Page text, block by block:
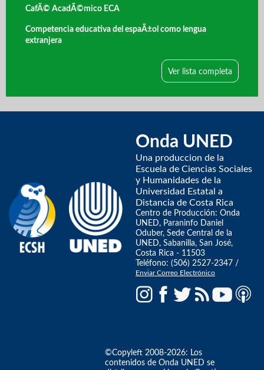
CafÃ© AcadÃ©mico ECA
Competencia educativa del espaÃ±ol como lengua
extranjera
Ver lista completa
Onda UNED
Una produccion de la
Escuela de Ciencias Sociales
y Humanidades de la
Universidad Estatal a
Distancia de Costa Rica
Centro de Producción: Onda
UNED, Paraninfo Daniel
Oduber, Sede Central de la
UNED, Sabanilla, San José,
Costa Rica - 11503
Teléfono: (506) 2527-2347 /
Enviar Correo Electrónico
©Copyleft 2008-2026: Los
contenidos de Onda UNED se